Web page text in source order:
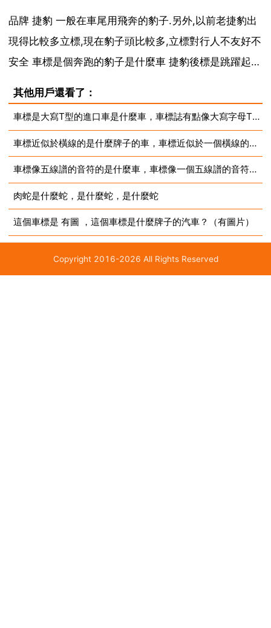
品牌 捷豹 一般在車尾用飛奔的豹子.另外,以前老捷豹出
現得比較多立標,現在豹子頭比較多,立標對行人不友好不
安全 車標是個奔跑的豹子是什麼車 捷豹後標是跳躍起來
不過就是底盤太低，只適合平坦的道路行駛！捷豹 又翻
譯成美洲虎 美洲豹 是一隻前撲的豹子 象徵此...
其他用戶還看了：
車標是大寫T型的進口車是什麼車，車標誌有點像大寫字母T的是什麼車
車標近似於橫線的是什麼牌子的車，車標近似於一個橫線的是什麼牌子的車
車標像五線譜的音符的是什麼車，車標像一個五線譜的音符的是什麼車？
肉蛇是什麼蛇，是什麼蛇，是什麼蛇
這個車標是 有圖 ，這個車標是什麼牌子的汽車？（有圖片）
Copyright 2016-2026 All Rights Reserved